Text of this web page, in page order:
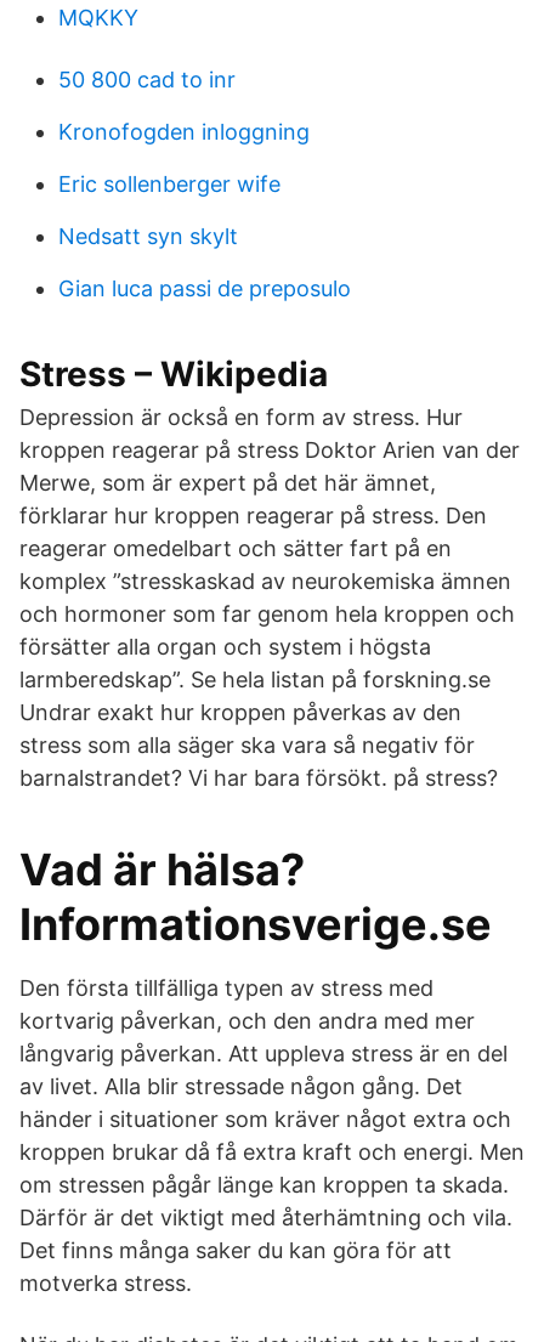
MQKKY
50 800 cad to inr
Kronofogden inloggning
Eric sollenberger wife
Nedsatt syn skylt
Gian luca passi de preposulo
Stress – Wikipedia
Depression är också en form av stress. Hur
kroppen reagerar på stress Doktor Arien van der
Merwe, som är expert på det här ämnet,
förklarar hur kroppen reagerar på stress. Den
reagerar omedelbart och sätter fart på en
komplex ”stresskaskad av neurokemiska ämnen
och hormoner som far genom hela kroppen och
försätter alla organ och system i högsta
larmberedskap”. Se hela listan på forskning.se
Undrar exakt hur kroppen påverkas av den
stress som alla säger ska vara så negativ för
barnalstrandet? Vi har bara försökt. på stress?
Vad är hälsa?
Informationsverige.se
Den första tillfälliga typen av stress med
kortvarig påverkan, och den andra med mer
långvarig påverkan. Att uppleva stress är en del
av livet. Alla blir stressade någon gång. Det
händer i situationer som kräver något extra och
kroppen brukar då få extra kraft och energi. Men
om stressen pågår länge kan kroppen ta skada.
Därför är det viktigt med återhämtning och vila.
Det finns många saker du kan göra för att
motverka stress.